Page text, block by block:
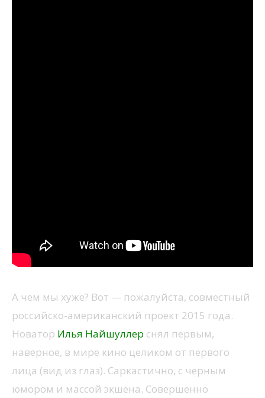
А чем мы хуже? Вот — пожалуйста, совместный
российско-американский проект 2015 года.
Новатор Илья Найшуллер снял первым,
наверное, в мире кино целиком от первого
лица (вид из глаз). Саркастично, с черным
юмором и массой экшена. Совершенно